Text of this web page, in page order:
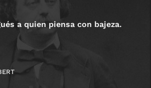
a quien piensa con bajeza.